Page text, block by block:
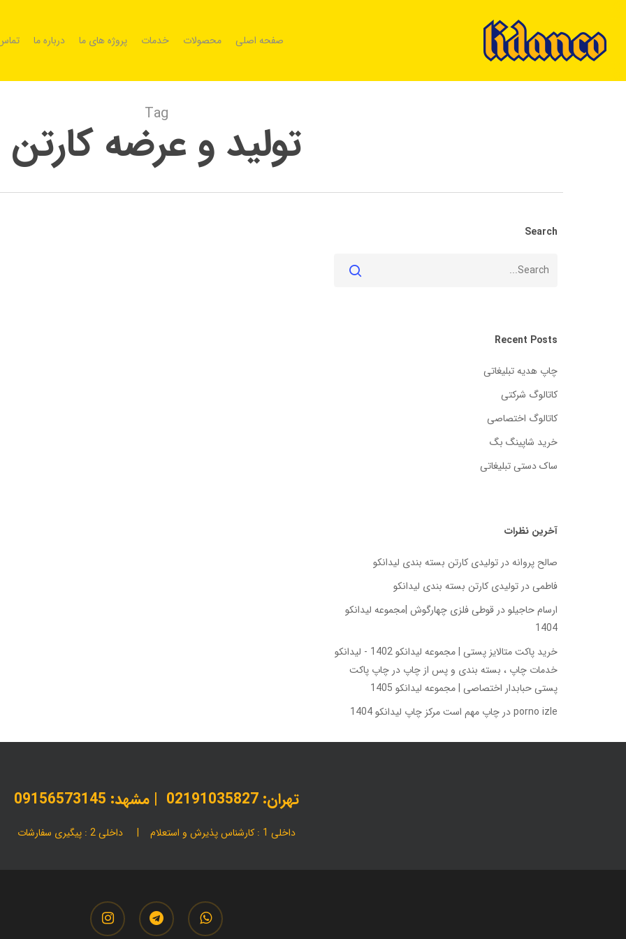
main
content
صفحه اصلی محصولات خدمات پروژه های ما درباره ما
Tag
تولید و عرضه کارتن
تولید کننده کارتن مواد غذایی | خرید عمده با
Search
Recent Posts
چاپ هدیه تبلیغاتی
کاتالوگ شرکتی
کاتالوگ اختصاصی
خرید شاپینگ بگ
ساک دستی تبلیغاتی
آخرین نظرات
صالح پروانهدرتولیدی کارتن بسته‌ بندی لیدانکو
فاطمیدرتولیدی کارتن بسته‌ بندی لیدانکو
ارسام حاجیلودرقوطی فلزی چهارگوش |مجموعه لیدانکو
1404
خرید پاکت متالایز پستی | مجموعه لیدانکو 1402 - لیدانکو
خدمات چاپ ، بسته بندی و پس از چاپ درچاپ پاکت
پستی حبابدار اختصاصی | مجموعه لیدانکو 1405
porno izleدرچاپ مهم است مرکز چاپ لیدانکو 1404
تهران: 02191035827 | مشهد: 09156573145
داخلی 1 : کارشناس پذیرش و استعلام | داخلی 2 : پیگیری سفارشات
instagram telegram whatsapp